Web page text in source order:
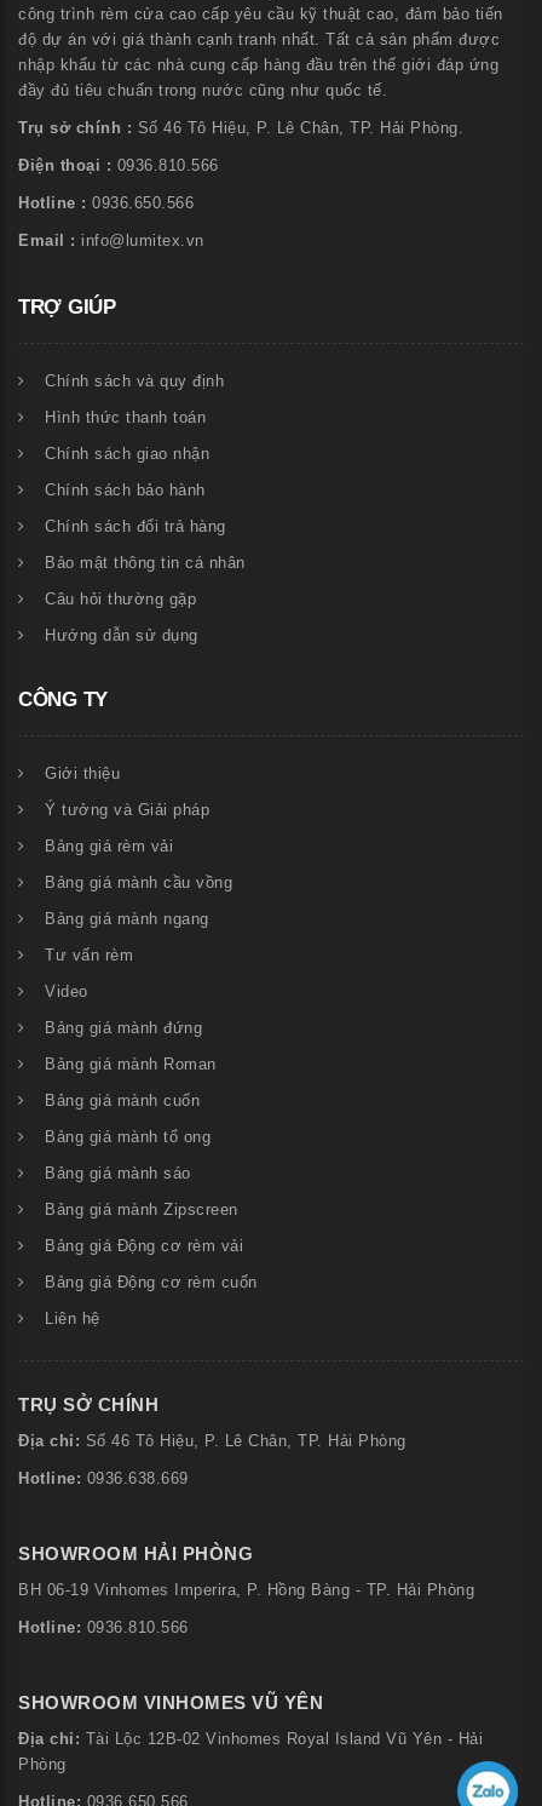
công trình rèm cửa cao cấp yêu cầu kỹ thuật cao, đảm bảo tiến
độ dự án với giá thành cạnh tranh nhất. Tất cả sản phẩm được
nhập khẩu từ các nhà cung cấp hàng đầu trên thế giới đáp ứng
đầy đủ tiêu chuẩn trong nước cũng như quốc tế.
Trụ sở chính : Số 46 Tô Hiệu, P. Lê Chân, TP. Hải Phòng.
Điện thoại : 0936.810.566
Hotline : 0936.650.566
Email : info@lumitex.vn
TRỢ GIÚP
Chính sách và quy định
Hình thức thanh toán
Chính sách giao nhận
Chính sách bảo hành
Chính sách đổi trả hàng
Bảo mật thông tin cá nhân
Câu hỏi thường gặp
Hướng dẫn sử dụng
CÔNG TY
Giới thiệu
Ý tưởng và Giải pháp
Bảng giá rèm vải
Bảng giá mành cầu vồng
Bảng giá mành ngang
Tư vấn rèm
Video
Bảng giá mành đứng
Bảng giá mành Roman
Bảng giá mành cuốn
Bảng giá mành tổ ong
Bảng giá mành sáo
Bảng giá mành Zipscreen
Bảng giá Động cơ rèm vải
Bảng giá Động cơ rèm cuốn
Liên hệ
TRỤ SỞ CHÍNH
Địa chỉ: Số 46 Tô Hiệu, P. Lê Chân, TP. Hải Phòng
Hotline: 0936.638.669
SHOWROOM HẢI PHÒNG
BH 06-19 Vinhomes Imperira, P. Hồng Bàng - TP. Hải Phòng
Hotline: 0936.810.566
SHOWROOM VINHOMES VŨ YÊN
Địa chỉ:
Tài Lộc 12B-02 Vinhomes Royal Island Vũ Yên - Hải
Phòng